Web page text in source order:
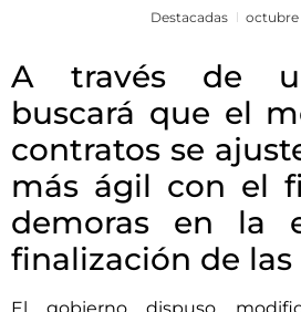
Destacadas octubre
A través de
buscará que el
contratos se
más ágil con el
demoras en la
finalización de